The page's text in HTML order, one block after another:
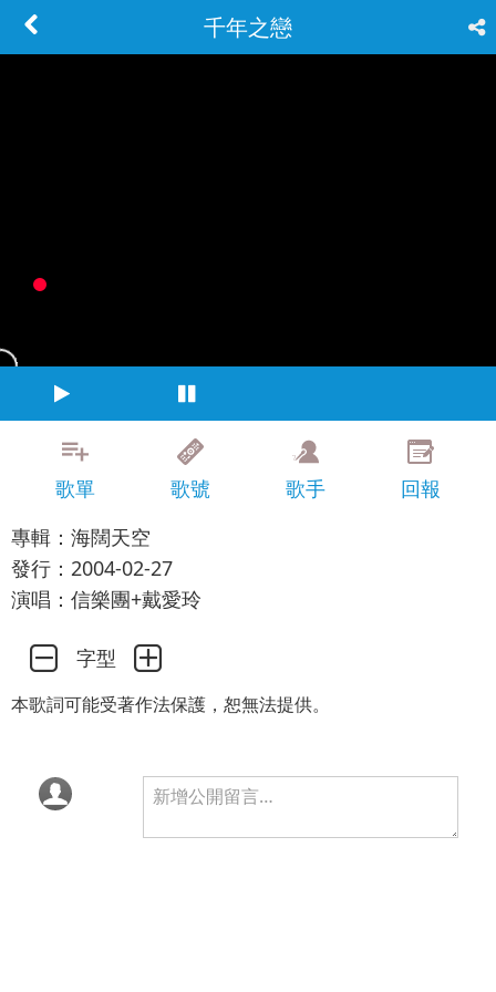
千年之戀
歌單 歌號 歌手
回報
專輯：海闊天空
發行：2004-02-27
演唱：信樂團+戴愛玲
字型
本歌詞可能受著作法保護，恕無法提供。